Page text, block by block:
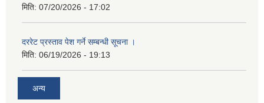
मिति: 07/20/2026 - 17:02
दररेट प्रस्ताव पेश गर्ने सम्बन्धी सूचना ।
मिति: 06/19/2026 - 19:13
अन्य